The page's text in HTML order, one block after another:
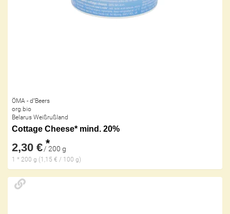
ÖMA - d''Beers
org.bio
Belarus Weißrußland
Cottage Cheese* mind. 20%
2,30 € *
/ 200 g
1 * 200 g (1,15 € / 100 g)